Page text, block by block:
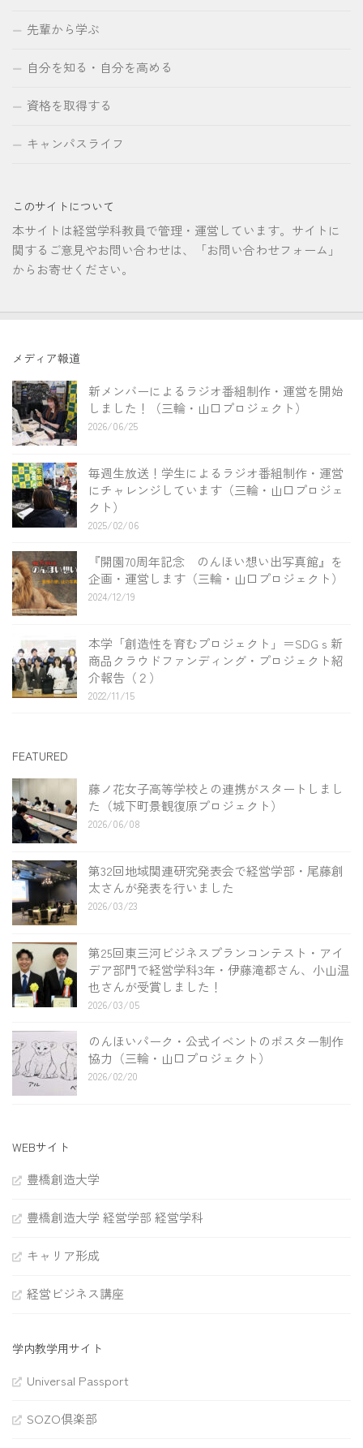
先輩から学ぶ
自分を知る・自分を高める
資格を取得する
キャンパスライフ
このサイトについて
本サイトは経営学科教員で管理・運営しています。サイトに
関するご意見やお問い合わせは、「お問い合わせフォーム」
からお寄せください。
メディア報道
新メンバーによるラジオ番組制作・運営を開始
しました！（三輪・山口プロジェクト）
2026/06/25
毎週生放送！学生によるラジオ番組制作・運営
にチャレンジしています（三輪・山口プロジェ
クト）
2025/02/06
『開園70周年記念 のんほい想い出写真館』を
企画・運営します（三輪・山口プロジェクト）
2024/12/19
本学「創造性を育むプロジェクト」＝SDGｓ新
商品クラウドファンディング・プロジェクト紹
介報告（２）
2022/11/15
FEATURED
藤ノ花女子高等学校との連携がスタートしまし
た（城下町景観復原プロジェクト）
2026/06/08
第32回地域関連研究発表会で経営学部・尾藤創
太さんが発表を行いました
2026/03/23
第25回東三河ビジネスプランコンテスト・アイ
デア部門で経営学科3年・伊藤滝都さん、小山温
也さんが受賞しました！
2026/03/05
のんほいパーク・公式イベントのポスター制作
協力（三輪・山口プロジェクト）
2026/02/20
WEBサイト
豊橋創造大学
豊橋創造大学 経営学部 経営学科
キャリア形成
経営ビジネス講座
学内教学用サイト
Universal Passport
SOZO倶楽部